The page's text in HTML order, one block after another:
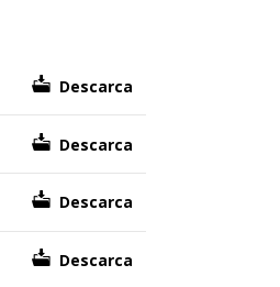
Descarca
Descarca
Descarca
Descarca